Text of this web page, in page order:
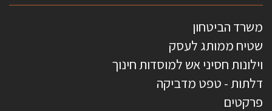
משרד הביטחון
שטיח ממותג לעסק
וילונות חסיני אש למוסדות חינוך
דלתות - טפט מדביקה
פרקטים